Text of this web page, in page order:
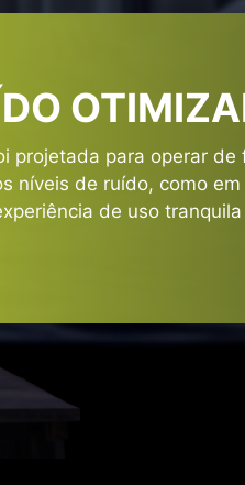
3.1, a fonte de
de energia da
projetada para operar de
níveis de ruído, como
de uso